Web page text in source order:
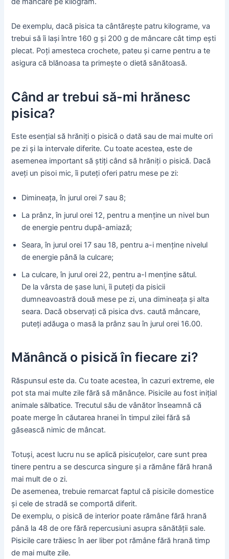
De exemplu, dacă pisica ta cântărește patru kilograme, va
trebui să îi lași între 160 g și 200 g de mâncare cât timp ești
plecat. Poți amesteca crochete, pateu și carne pentru a te
asigura că blănoasa ta primește o dietă sănătoasă.
Când ar trebui să-mi hrănesc
pisica?
Este esențial să hrăniți o pisică o dată sau de mai multe ori
pe zi și la intervale diferite. Cu toate acestea, este de
asemenea important să știți când să hrăniți o pisică. Dacă
aveți un pisoi mic, îi puteți oferi patru mese pe zi:
Dimineața, în jurul orei 7 sau 8;
La prânz, în jurul orei 12, pentru a menține un nivel bun
de energie pentru după-amiază;
Seara, în jurul orei 17 sau 18, pentru a-i menține nivelul
de energie până la culcare;
La culcare, în jurul orei 22, pentru a-l menține sătul.
De la vârsta de șase luni, îi puteți da pisicii
dumneavoastră două mese pe zi, una dimineața și alta
seara. Dacă observați că pisica dvs. caută mâncare,
puteți adăuga o masă la prânz sau în jurul orei 16.00.
Mănâncă o pisică în fiecare zi?
Răspunsul este da. Cu toate acestea, în cazuri extreme, ele
pot sta mai multe zile fără să mănânce. Pisicile au fost inițial
animale sălbatice. Trecutul său de vânător înseamnă că
poate merge în căutarea hranei în timpul zilei fără să
găsească nimic de mâncat.
Totuși, acest lucru nu se aplică pisicuțelor, care sunt prea
tinere pentru a se descurca singure și a rămâne fără hrană
mai mult de o zi.
De asemenea, trebuie remarcat faptul că pisicile domestice
și cele de stradă se comportă diferit.
De exemplu, o pisică de interior poate rămâne fără hrană
până la 48 de ore fără repercusiuni asupra sănătății sale.
Pisicile care trăiesc în aer liber pot rămâne fără hrană timp
de mai multe zile.